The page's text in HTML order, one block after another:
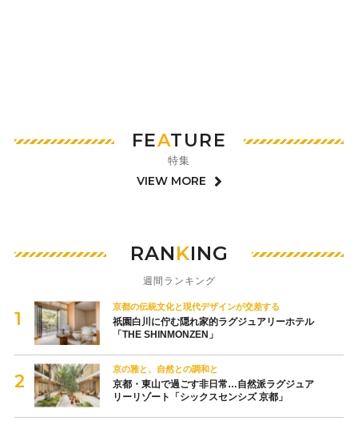
FEATURE
特集
VIEW MORE
RANKING
週間ランキング
京都の伝統文化と現代デザインが交差する
祇園白川に佇む隠れ家的ラグジュアリーホテル
「THE SHINMONZEN」
京の雅と、自然との調和と
京都・東山で過ごす非日常…自然派ラグジュア
リーリゾート「シックスセンシズ 京都」